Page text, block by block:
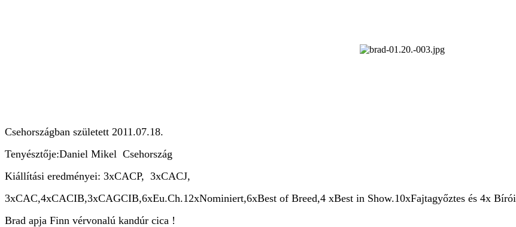
Csehországban született 2011.07.18.
Tenyésztője:Daniel Mikel Csehország
Kiállítási eredményei: 3xCACP, 3xCACJ,
3xCAC,4xCACIB,3xCAGCIB,6xEu.Ch.12xNominiert,6xBest of Breed,4 xBest in Show.10xFajtagyőztes és 4x
Brad apja Finn vérvonalú kandúr cica !